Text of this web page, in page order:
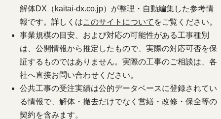
解体DX（kaitai-dx.co.jp）が整理・自動編集した参考情
報です。詳しくはこのサイトについて をご覧ください。
事業規模の目安、および対応の可能性がある工事種別
は、公開情報から推定したもので、実際の対応可否を保
証するものではありません。実際の工事のご相談は、各
社へ直接お問い合わせください。
公共工事の受注実績は公的データベースに登録されてい
る情報で、解体・撤去だけでなく営繕・改修・保全等の
契約を含みます。